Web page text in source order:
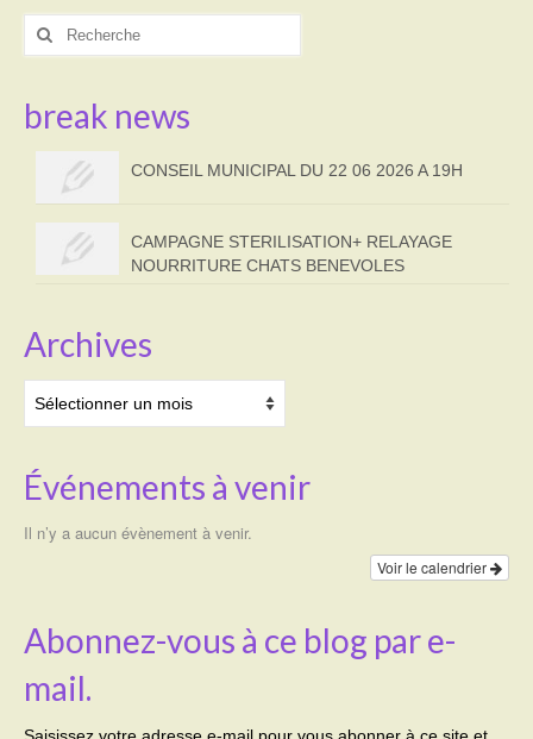
Rechercher
break news
CONSEIL MUNICIPAL DU 22 06 2026 A 19H
CAMPAGNE STERILISATION+ RELAYAGE
NOURRITURE CHATS BENEVOLES
Archives
Événements à venir
Il n’y a aucun évènement à venir.
Voir le calendrier
Abonnez-vous à ce blog par e-
mail.
Saisissez votre adresse e-mail pour vous abonner à ce site et